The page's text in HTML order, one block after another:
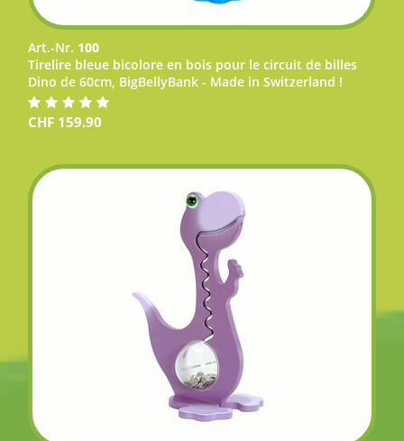
Art.-Nr. 100
Tirelire bleue bicolore en bois pour le circuit de billes
Dino de 60cm, BigBellyBank - Made in Switzerland !
CHF 159.90